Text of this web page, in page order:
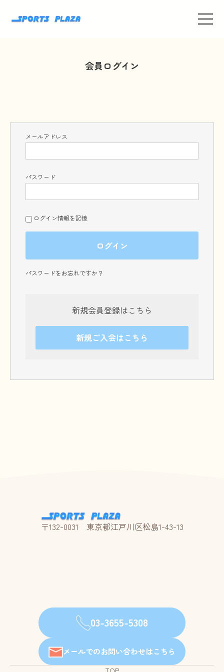
toggle
会員ログイン
メールアドレス
パスワード
ログイン情報を記憶
パスワードをお忘れですか？
新規会員登録はこちら
新規ご入会はこちら
〒132-0031 東京都江戸川区松島1-43-13
03-3655-5308
メールでのお問い合わせはこちら